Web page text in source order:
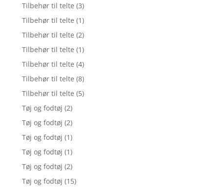
Tilbehør til telte (3)
Tilbehør til telte (1)
Tilbehør til telte (2)
Tilbehør til telte (1)
Tilbehør til telte (4)
Tilbehør til telte (8)
Tilbehør til telte (5)
Tøj og fodtøj (2)
Tøj og fodtøj (2)
Tøj og fodtøj (1)
Tøj og fodtøj (1)
Tøj og fodtøj (2)
Tøj og fodtøj (15)